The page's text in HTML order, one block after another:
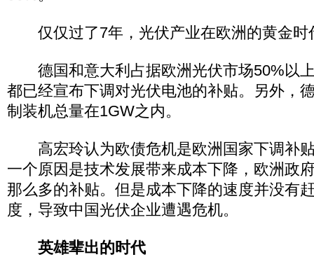
仅仅过了7年，光伏产业在欧洲的黄金时
德国和意大利占据欧洲光伏市场50%以
都已经宣布下调对光伏电池的补贴。另外，
制装机总量在1GW之内。
高宏玲认为欧债危机是欧洲国家下调补
一个原因是技术发展带来成本下降，欧洲政
那么多的补贴。但是成本下降的速度并没有
度，导致中国光伏企业遭遇危机。
英雄辈出的时代